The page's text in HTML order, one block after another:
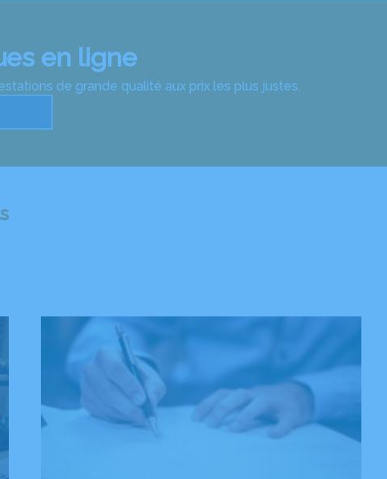
en ligne
de grande qualité aux prix les plus justes.